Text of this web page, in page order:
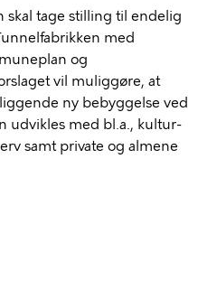
tage stilling til endelig
med
og
vil muliggøre, at
ny bebyggelse ved
udvikles med bl.a., kultur-
samt private og almene